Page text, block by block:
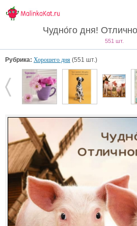
Чудно́го дня!
551 шт.
Рубрика: Хорошего дня (551 шт.)